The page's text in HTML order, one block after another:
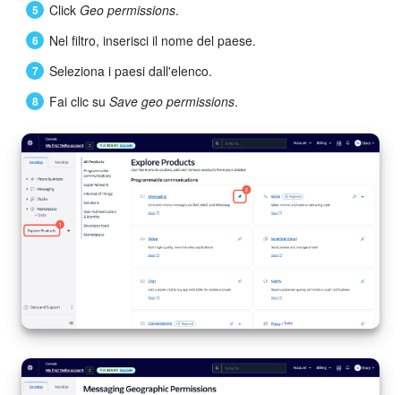
Click Geo permissions.
Nel filtro, inserisci il nome del paese.
Seleziona i paesi dall'elenco.
Fai clic su Save geo permissions.